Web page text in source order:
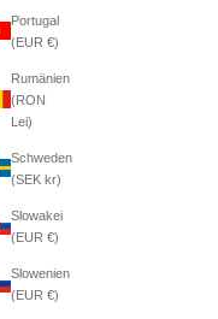
Portugal
(EUR €)
Rumänien
(RON
Lei)
Schweden
(SEK kr)
Slowakei
(EUR €)
Slowenien
(EUR €)